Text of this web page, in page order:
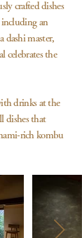
crafted dishes
an
dashi master,
celebrates the
drinks at the
dishes that
rich kombu